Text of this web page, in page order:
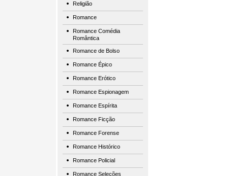
Religião
Romance
Romance Comédia
Romântica
Romance de Bolso
Romance Épico
Romance Erótico
Romance Espionagem
Romance Espírita
Romance Ficção
Romance Forense
Romance Histórico
Romance Policial
Romance Seleções